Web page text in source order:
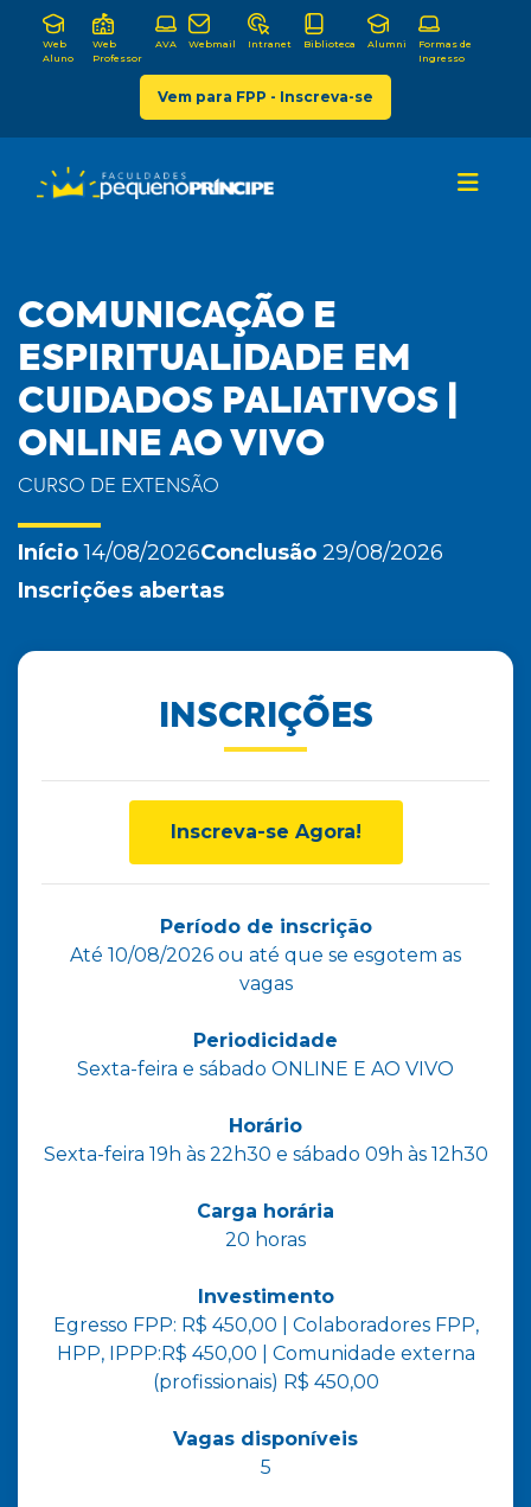
Web
Aluno
Web
Professor
AVA Webmail Intranet Biblioteca Alumni
Formas de
Ingresso
Vem para FPP - Inscreva-se
COMUNICAÇÃO E
ESPIRITUALIDADE EM
CUIDADOS PALIATIVOS |
ONLINE AO VIVO
CURSO DE EXTENSÃO
Início14/08/2026Conclusão 29/08/2026
Inscrições abertas
INSCRIÇÕES
Inscreva-se Agora!
Período de inscrição
Até 10/08/2026 ou até que se esgotem as
vagas
Periodicidade
Sexta-feira e sábado ONLINE E AO VIVO
Horário
Sexta-feira 19h às 22h30 e sábado 09h às 12h30
Carga horária
20 horas
Investimento
Egresso FPP: R$ 450,00 | Colaboradores FPP,
HPP, IPPP:R$ 450,00 | Comunidade externa
(profissionais) R$ 450,00
Vagas disponíveis
5